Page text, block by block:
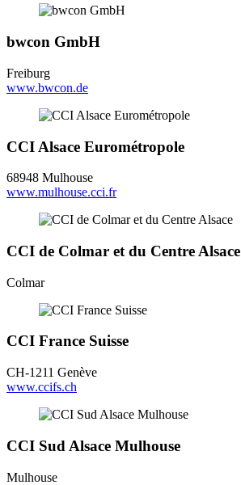
bwcon GmbH
Freiburg
www.bwcon.de
CCI Alsace Eurométropole
68948 Mulhouse
www.mulhouse.cci.fr
CCI de Colmar et du Centre Alsace
Colmar
CCI France Suisse
CH-1211 Genève
www.ccifs.ch
CCI Sud Alsace Mulhouse
Mulhouse